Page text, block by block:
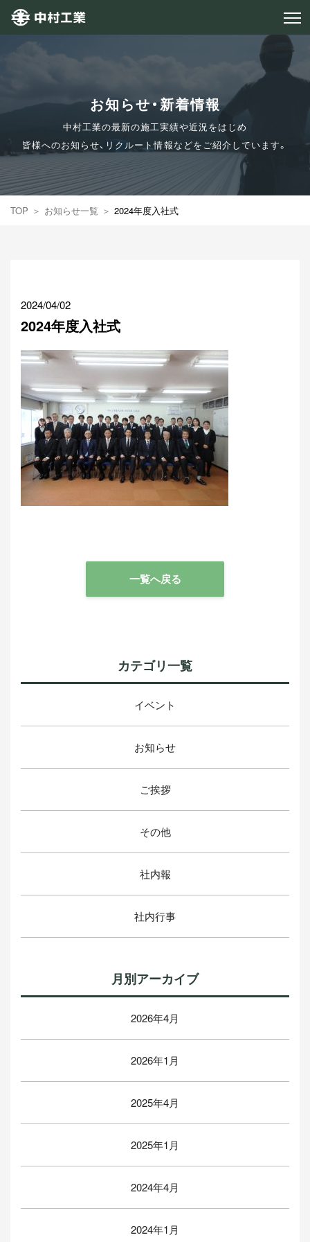
お知らせ・新着情報
中村工業の最新の施工実績や近況をはじめ
皆様へのお知らせ、リクルート情報などをご紹介しています。
TOP お知らせ一覧 2024年度入社式
2024/04/02
2024年度入社式
一覧へ戻る
カテゴリ一覧
イベント
お知らせ
ご挨拶
その他
社内報
社内行事
月別アーカイブ
2026年4月
2026年1月
2025年4月
2025年1月
2024年4月
2024年1月